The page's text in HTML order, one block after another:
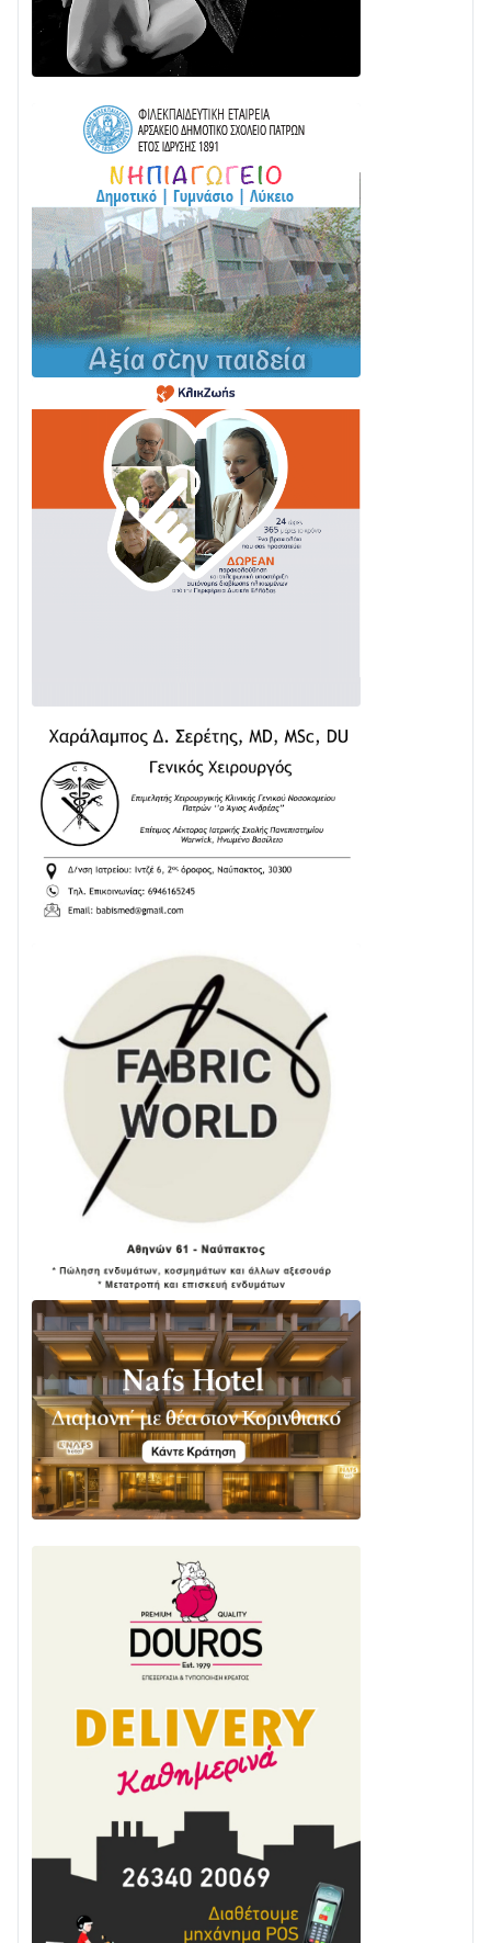
ΓΡΑΝΙΤΣΑ
24/07 • 11:03
ΤΟ ΠΑΡΤΥ ΣΥΝΕΧΙΖΕΤΑΙ…
Στο σκοτάδι μεγάλο μέρος στο Λυγιά Ναυπάκτου
04/08 • 19:47
Σε τροχιά υλοποίησης η Παράκαμψη του Κέντρου
της Ναυπάκτου
04/08 • 12:08
Σε φουλ ρυθμούς το τμήμα Βόνιτσα – Άγιος Νικόλαος
| Αυτοψία Καββαδά
03/08 • 11:11
Με Αρχιερατική Λαμπρότητα η Πανήγυρη της
Μεταμορφώσεως του Σωτήρος στο Γολέμι
Ενισχύεται η Πολιτική Προστασία στο Δήμο Αγρινίου
με δύο νέα υδροφόρα οχήματα
02/08 • 18:26
Διαβάστε την «Ναυπακτία» που κυκλοφορεί
31/07 • 08:16
ΠΥΡΟΣΒΕΣΤΙΚΗ ΓΙΑ ΦΩΤΙΑ ΣΤΟΝ ΑΓΙΟ ΗΛΙΑ ΠΡΙΝ ΤΗ
ΓΡΑΝΙΤΣΑ
24/07 • 11:03